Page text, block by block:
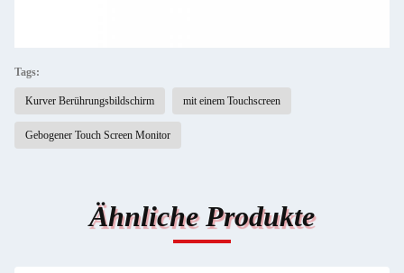
Tags:
Kurver Berührungsbildschirm mit einem Touchscreen
Gebogener Touch Screen Monitor
Ähnliche Produkte